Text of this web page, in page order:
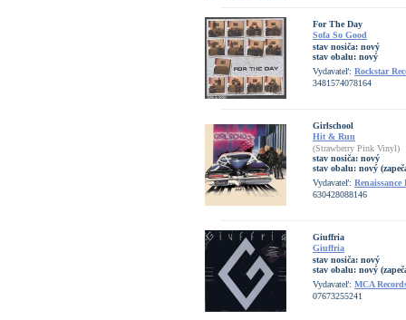
For The Day
Sofa So Good
stav nosiča: nový
stav obalu: nový
Vydavateľ: Rockstar
3481574078164
Girlschool
Hit & Run
(Strawberry Pink Vinyl)
stav nosiča: nový
stav obalu: nový
Vydavateľ: Renaissance
630428088146
Giuffria
Giuffria
stav nosiča: nový
stav obalu: nový
Vydavateľ: MCA
07673255241